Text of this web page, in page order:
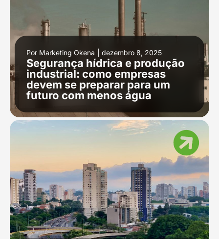
Por Marketing Okena dezembro 8, 2025
Segurança hídrica e produção
industrial: como empresas
devem se preparar para um
futuro com menos água